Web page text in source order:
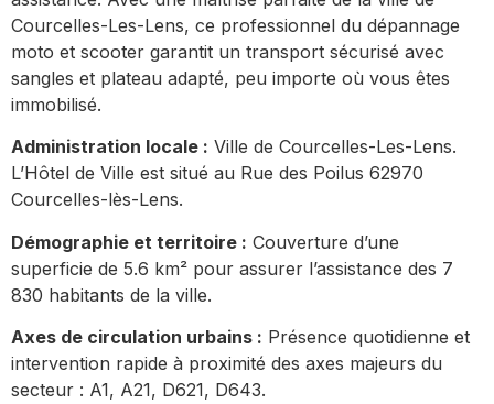
Courcelles-Les-Lens, ce professionnel du dépannage
moto et scooter garantit un transport sécurisé avec
sangles et plateau adapté, peu importe où vous êtes
immobilisé.
Administration locale : Ville de Courcelles-Les-Lens.
L’Hôtel de Ville est situé au Rue des Poilus 62970
Courcelles-lès-Lens.
Démographie et territoire : Couverture d’une
superficie de 5.6 km² pour assurer l’assistance des 7
830 habitants de la ville.
Axes de circulation urbains : Présence quotidienne et
intervention rapide à proximité des axes majeurs du
secteur : A1, A21, D621, D643.